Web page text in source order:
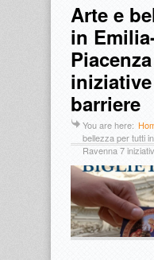
Arte e
in
barriere
You are here:
bellezza per tutti
Ravenna 7